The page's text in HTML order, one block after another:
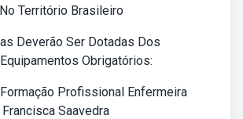
Território Brasileiro
Deverão Ser Dotadas Dos
Obrigatórios:
Profissional Enfermeira
Saavedra